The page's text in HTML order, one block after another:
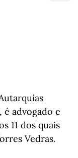
é advogado e
11 dos quais
Vedras.